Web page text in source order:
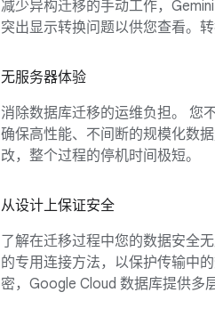
减少异构迁移的手动工作，
突出显示转换问题以供您查看。
无服务器体验
消除数据库迁移的运维负担。 您
确保高性能、不间断的规模化数
改，整个过程的停机时间极短。
从设计上保证安全
了解在迁移过程中您的数据安全
的专用连接方法，以保护传输中
密，Google Cloud 数据库提供多